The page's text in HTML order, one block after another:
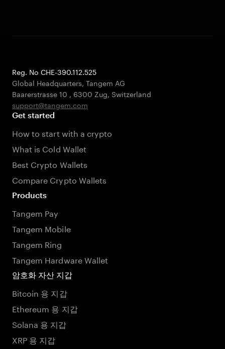
Reg. No CHE-390.112.525
Global Headquarters, Tangem AG
Baarerstrasse 10 , 6300 Zug, Switzerland
support@tangem.com
Get started
How to start with a crypto
What is Cold Wallet
Best Crypto Wallets
Compare Crypto Wallets
Products
Tangem Pay
Tangem Mobile
Tangem Ring
Tangem Hardware Wallet
암호화 자산 지갑
Bitcoin 용 지갑
Ethereum 용 지갑
Solana 용 지갑
XRP 용 지갑